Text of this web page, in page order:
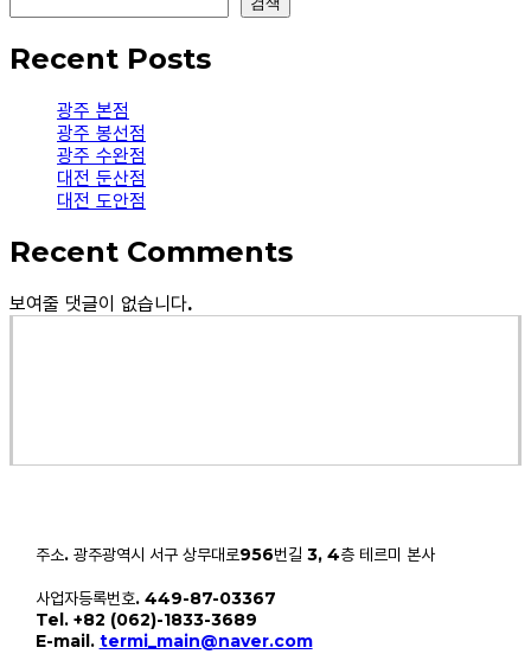
Recent Posts
광주 본점
광주 봉선점
광주 수완점
대전 둔산점
대전 도안점
Recent Comments
보여줄 댓글이 없습니다.
주소. 광주광역시 서구 상무대로956번길 3, 4층 테르미 본사
사업자등록번호. 449-87-03367
Tel. +82 (062)-1833-3689
E-mail. termi_main@naver.com